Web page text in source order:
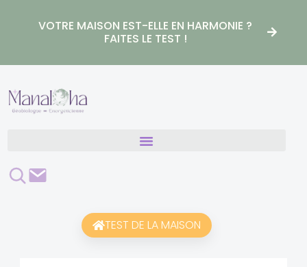
VOTRE MAISON EST-ELLE EN HARMONIE ?
FAITES LE TEST !
Rechercher
Contact
TEST DE LA MAISON